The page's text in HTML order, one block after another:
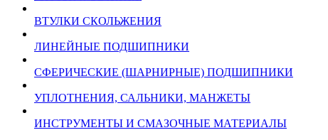
ВТУЛКИ СКОЛЬЖЕНИЯ
ЛИНЕЙНЫЕ ПОДШИПНИКИ
СФЕРИЧЕСКИЕ (ШАРНИРНЫЕ) ПОДШИПНИКИ
УПЛОТНЕНИЯ, САЛЬНИКИ, МАНЖЕТЫ
ИНСТРУМЕНТЫ И СМАЗОЧНЫЕ МАТЕРИАЛЫ